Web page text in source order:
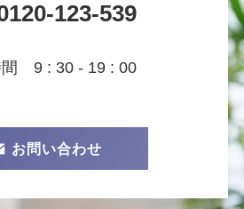
123-539
間 9 : 30 - 19 : 00
お問い合わせ